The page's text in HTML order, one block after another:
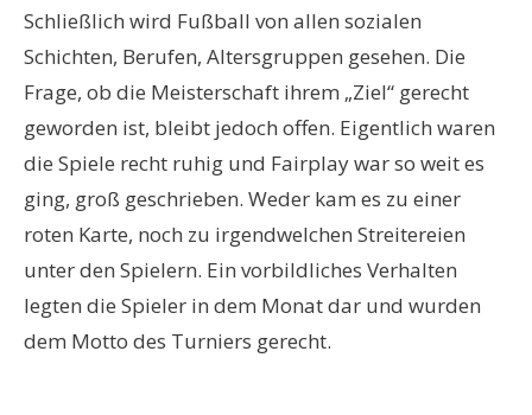
Schließlich wird Fußball von allen sozialen
Schichten, Berufen, Altersgruppen gesehen. Die
Frage, ob die Meisterschaft ihrem „Ziel“ gerecht
geworden ist, bleibt jedoch offen. Eigentlich waren
die Spiele recht ruhig und Fairplay war so weit es
ging, groß geschrieben. Weder kam es zu einer
roten Karte, noch zu irgendwelchen Streitereien
unter den Spielern. Ein vorbildliches Verhalten
legten die Spieler in dem Monat dar und wurden
dem Motto des Turniers gerecht.